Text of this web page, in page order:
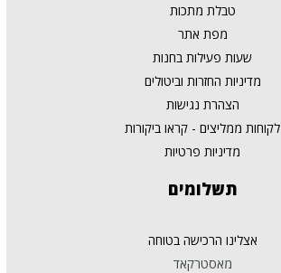
טבלת מתכות
מפת אתר
שעות פעילות בחנות
מדיניות החזרות וביטולים
הצהרת נגישות
לקוחות ממליצים - קראו ביקורות
מדיניות פרטיות
תשלומים
אצלינו הרכישה בטוחה
מאסטרקאד